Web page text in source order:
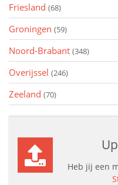
Friesland (68)
Groningen (59)
Noord-Brabant (348)
Overijssel (246)
Zeeland (70)
Heb jij een